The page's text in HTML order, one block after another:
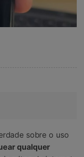
sobre o uso
qualquer